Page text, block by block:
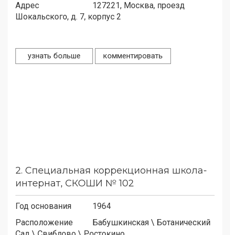
Адрес 127221, Москва, проезд
Шокальского, д. 7, корпус 2
узнать больше комментировать
2. Специальная коррекционная школа-
интернат, СКОШИ № 102
Год основания
1964
Расположение
Бабушкинская \ Ботанический